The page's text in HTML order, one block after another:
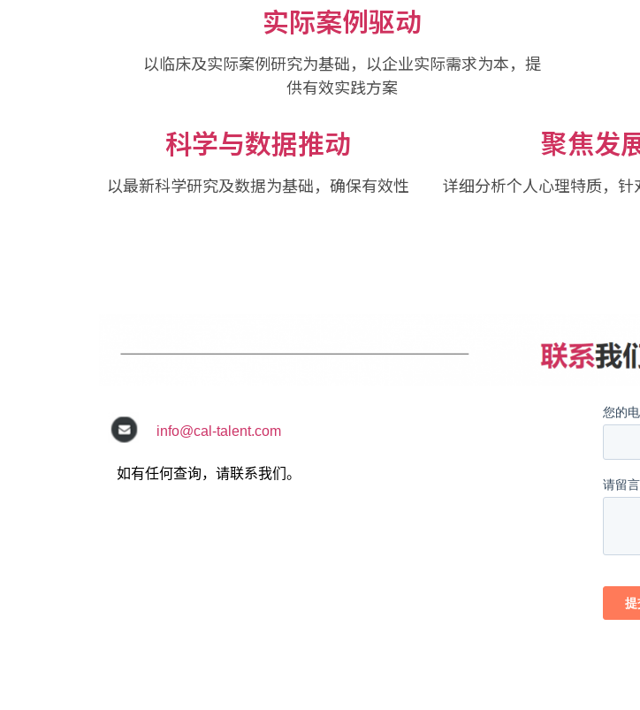
实际案例驱动
以临床及实际案例研究为基础，以企业实际需求为本，提
供有效实践方案
科学与数据推动
以最新科学研究及数据为基础，确保有效性
聚焦发
详细分析个人心理特质，针
info@cal-talent.com
如有任何查询，请联系我们。